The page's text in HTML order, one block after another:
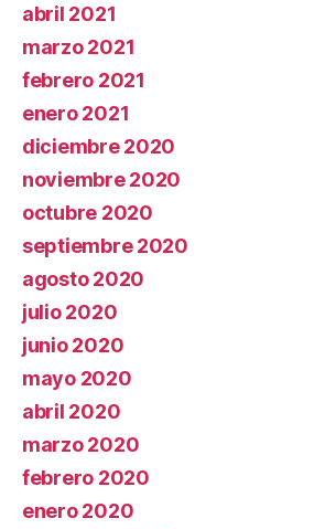
abril 2021
marzo 2021
febrero 2021
enero 2021
diciembre 2020
noviembre 2020
octubre 2020
septiembre 2020
agosto 2020
julio 2020
junio 2020
mayo 2020
abril 2020
marzo 2020
febrero 2020
enero 2020